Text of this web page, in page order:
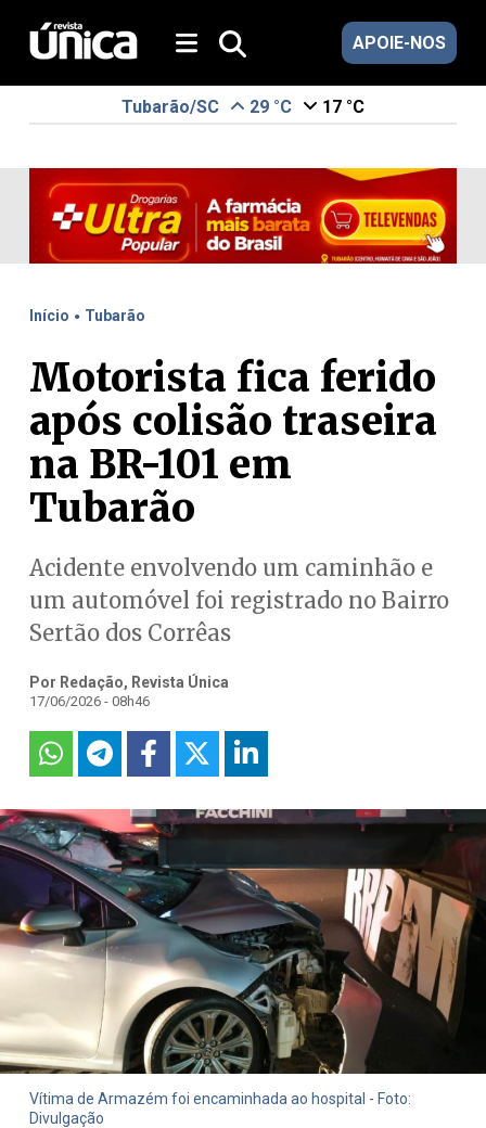
APOIE-NOS
Tubarão/SC 29 °C 17 °C
Início . Tubarão
Motorista fica ferido
após colisão traseira
na BR-101 em
Tubarão
Acidente envolvendo um caminhão e
um automóvel foi registrado no Bairro
Sertão dos Corrêas
Por Redação, Revista Única
17/06/2026 - 08h46
Vítima de Armazém foi encaminhada ao hospital - Foto:
Divulgação